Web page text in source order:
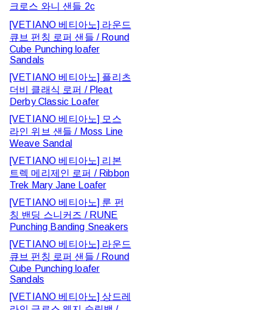
크로스 와니 샌들 2c
[VETIANO 베티아노] 라운드
큐브 펀칭 로퍼 샌들 / Round
Cube Punching loafer
Sandals
[VETIANO 베티아노] 플리츠
더비 클래식 로퍼 / Pleat
Derby Classic Loafer
[VETIANO 베티아노] 모스
라인 위브 샌들 / Moss Line
Weave Sandal
[VETIANO 베티아노] 리본
트렉 메리제인 로퍼 / Ribbon
Trek Mary Jane Loafer
[VETIANO 베티아노] 룬 펀
칭 밴딩 스니커즈 / RUNE
Punching Banding Sneakers
[VETIANO 베티아노] 라운드
큐브 펀칭 로퍼 샌들 / Round
Cube Punching loafer
Sandals
[VETIANO 베티아노] 상드레